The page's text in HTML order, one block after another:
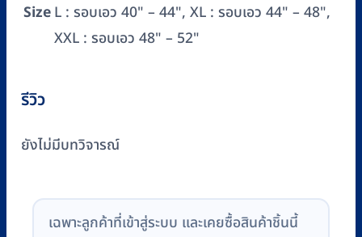
SizeL : รอบเอว 40" – 44", XL : รอบเอว 44" – 48",
XXL : รอบเอว 48" – 52"
รีวิว
ยังไม่มีบทวิจารณ์
เฉพาะลูกค้าที่เข้าสู่ระบบ และเคยซื้อสินค้าชิ้นนี้